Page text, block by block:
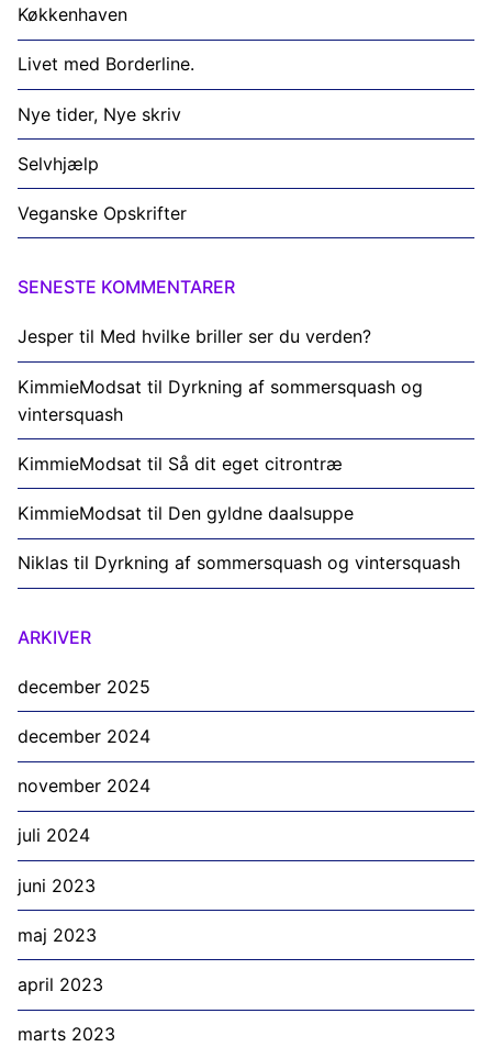
Køkkenhaven
Livet med Borderline.
Nye tider, Nye skriv
Selvhjælp
Veganske Opskrifter
SENESTE KOMMENTARER
Jesper til Med hvilke briller ser du verden?
KimmieModsat til Dyrkning af sommersquash og
vintersquash
KimmieModsat til Så dit eget citrontræ
KimmieModsat til Den gyldne daalsuppe
Niklas til Dyrkning af sommersquash og vintersquash
ARKIVER
december 2025
december 2024
november 2024
juli 2024
juni 2023
maj 2023
april 2023
marts 2023